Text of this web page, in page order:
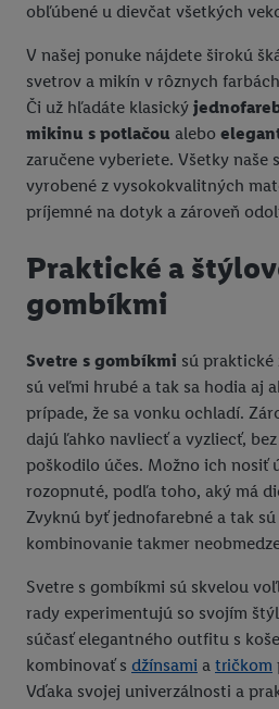
obľúbené u dievčat všetkých
V našej ponuke nájdete širokú
svetrov a mikín v rôznych
Či už hľadáte klasický
mikinu s potlačou alebo
zaručene vyberiete. Všetky naše
vyrobené z vysokokvalitných
príjemné na dotyk a zároveň
Praktické a
gombíkmi
Svetre s gombíkmi sú praktické
sú veľmi hrubé a tak sa hodia aj
prípade, že sa vonku ochladí.
dajú ľahko navliecť a vyzliecť,
poškodilo účes. Možno ich nosiť
rozopnuté, podľa toho, aký má
Zvyknú byť jednofarebné a tak
kombinovanie takmer
Svetre s gombíkmi sú skvelou
rady experimentujú so svojím
súčasť elegantného outfitu s
kombinovať s džínsami a tričkom
Vďaka svojej univerzálnosti a